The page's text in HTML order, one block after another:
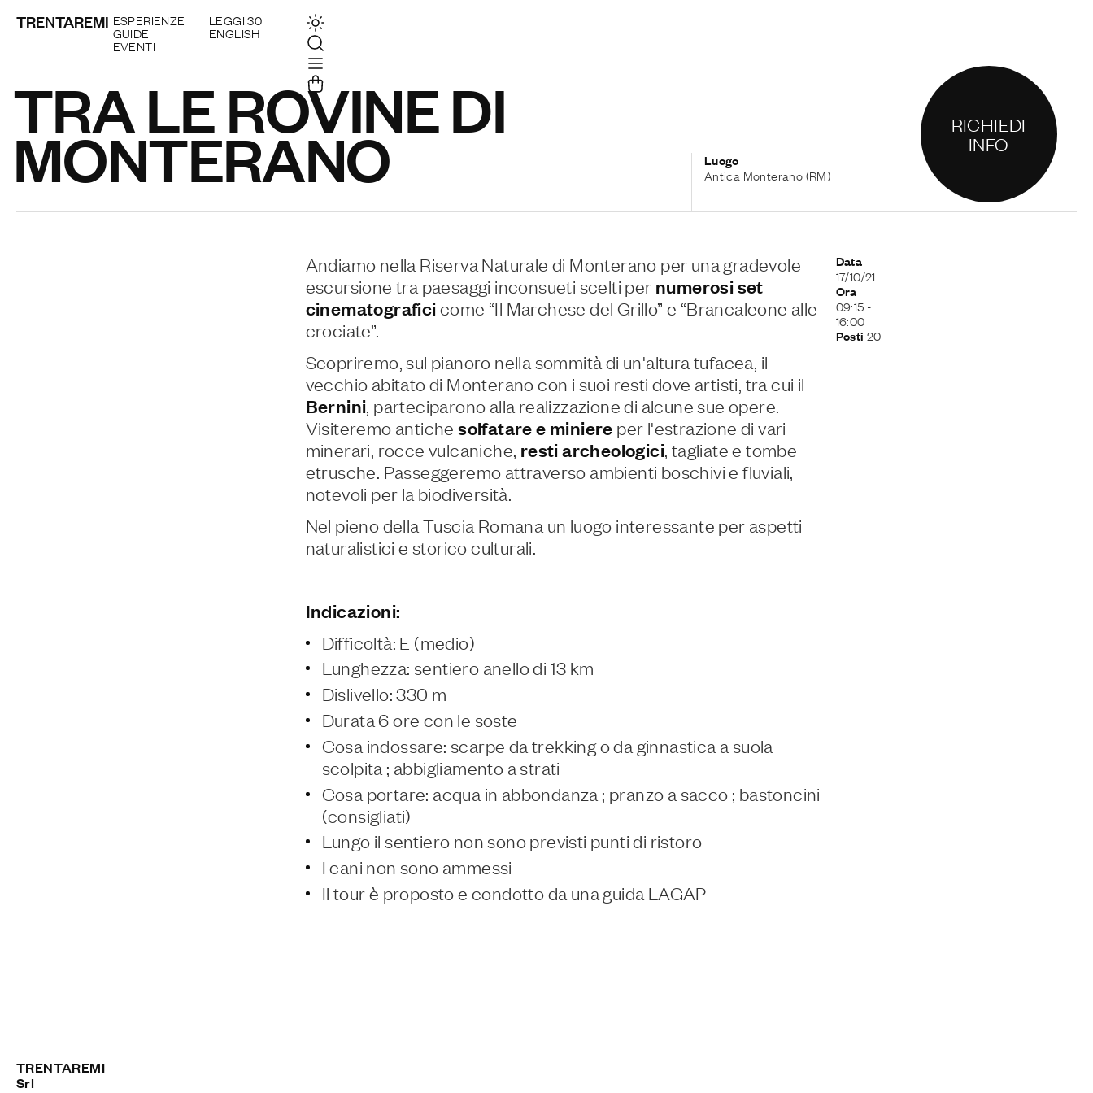
TRENTAREMI ESPERIENZE
GUIDE
EVENTI
LEGGI 30
ENGLISH
TRA LE ROVINE DI
MONTERANO Luogo
Antica Monterano (RM)
RICHIEDI
INFO
Andiamo nella Riserva Naturale di Monterano per una gradevole
escursione tra paesaggi inconsueti scelti per numerosi set
cinematograficicome “Il Marchese del Grillo” e “Brancaleone alle
crociate”.
Scopriremo, sul pianoro nella sommità di un'altura tufacea, il
vecchio abitato di Monterano con i suoi resti dove artisti, tra cui il
Bernini , parteciparono alla realizzazione di alcune sue opere.
Visiteremo antichesolfatare e miniere per l'estrazione di vari
minerari, rocce vulcaniche, resti archeologici , tagliate e tombe
etrusche. Passeggeremo attraverso ambienti boschivi e fluviali,
notevoli per la biodiversità.
Nel pieno della Tuscia Romana un luogo interessante per aspetti
naturalistici e storico culturali.
Indicazioni:
Difficoltà: E (medio)
Lunghezza: sentiero anello di 13 km
Dislivello: 330 m
Durata 6 ore con le soste
Cosa indossare: scarpe da trekking o da ginnastica a suola
scolpita ; abbigliamento a strati
Cosa portare: acqua in abbondanza ; pranzo a sacco ; bastoncini
(consigliati)
Lungo il sentiero non sono previsti punti di ristoro
I cani non sono ammessi
Il tour è proposto e condotto da una guida LAGAP
Data
17/10/21
Ora
09:15 -
16:00
Posti 20
TRENTAREMI
Srl